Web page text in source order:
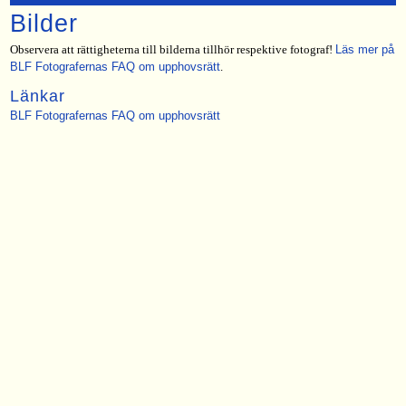
Bilder
Observera att rättigheterna till bilderna tillhör respektive fotograf!
Läs mer på
BLF Fotografernas FAQ om upphovsrätt
Länkar
BLF Fotografernas FAQ om upphovsrätt